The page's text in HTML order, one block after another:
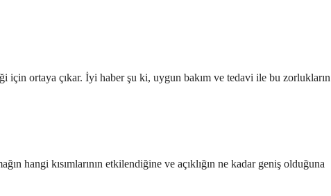
ortaya çıkar. İyi haber şu ki, uygun bakım ve tedavi ile bu zorlukların
hangi kısımlarının etkilendiğine ve açıklığın ne kadar geniş olduğuna